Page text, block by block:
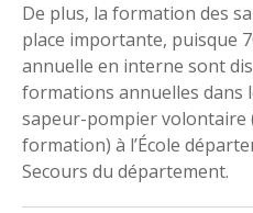
De plus, la formation des
place importante, puisque
annuelle en interne sont
formations annuelles dans
sapeur-pompier volontaire
formation) à l’École
Secours du département.